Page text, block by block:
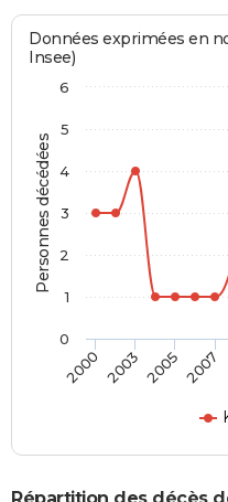
Personnes décédées
Données exprimées en
Insee)
2000 2003 2005 2007
0
1
2
3
4
5
6